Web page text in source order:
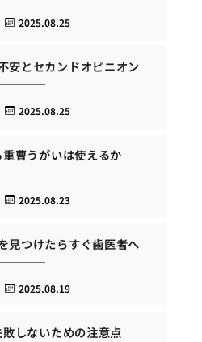
2025.08.25
安とセカンドオピニオン
2025.08.25
曹うがいは使えるか
2025.08.23
見つけたらすぐ歯医者へ
2025.08.19
しないための注意点